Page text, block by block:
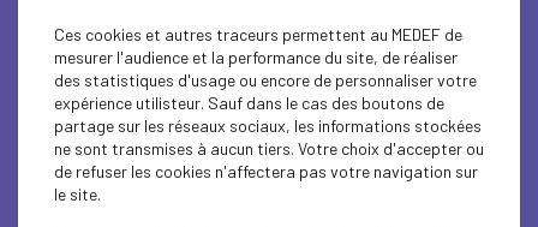
Ces cookies et autres traceurs permettent au MEDEF de
mesurer l'audience et la performance du site, de réaliser
des statistiques d'usage ou encore de personnaliser votre
expérience utilisteur. Sauf dans le cas des boutons de
partage sur les réseaux sociaux, les informations stockées
ne sont transmises à aucun tiers. Votre choix d'accepter ou
de refuser les cookies n'affectera pas votre navigation sur
le site.